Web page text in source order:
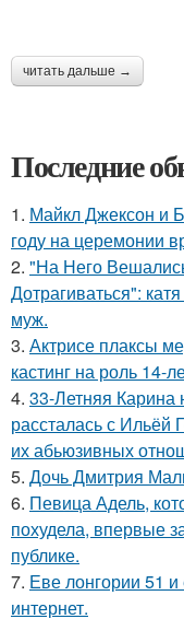
читать дальше →
Последние
1. Майкл Джексон и
году на церемонии
2. "На Него
Дотрагиваться":
муж.
3. Актрисе плаксы
кастинг на роль 14-
4. 33-Летняя Карина
рассталась с Ильёй
их абьюзивных
5. Дочь Дмитрия
6. Певица Адель,
похудела, впервые
публике.
7. Еве лонгории 51
интернет.